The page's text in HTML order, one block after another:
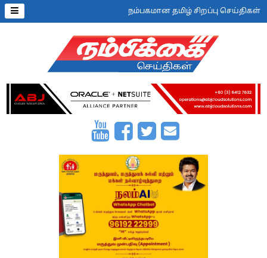
நம்பகமான தமிழ் சிறப்பு செய்திகள்